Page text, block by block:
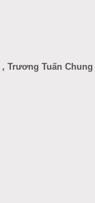
Trương Tuấn Chung